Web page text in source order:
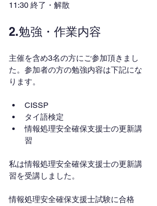
11:30 終了・解散
2.勉強・作業内容
主催を含め3名の方にご参加頂きまし
た。参加者の方の勉強内容は下記にな
ります。
CISSP
タイ語検定
情報処理安全確保支援士の更新講
習
私は情報処理安全確保支援士の更新講
習を受講しました。
情報処理安全確保支援士試験に合格